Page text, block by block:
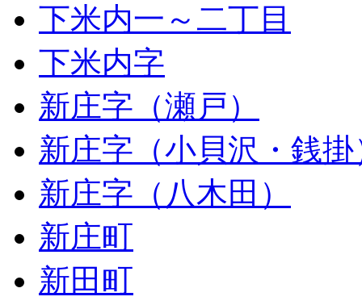
下米内一～二丁目
下米内字
新庄字（瀬戸）
新庄字（小貝沢・銭掛
新庄字（八木田）
新庄町
新田町